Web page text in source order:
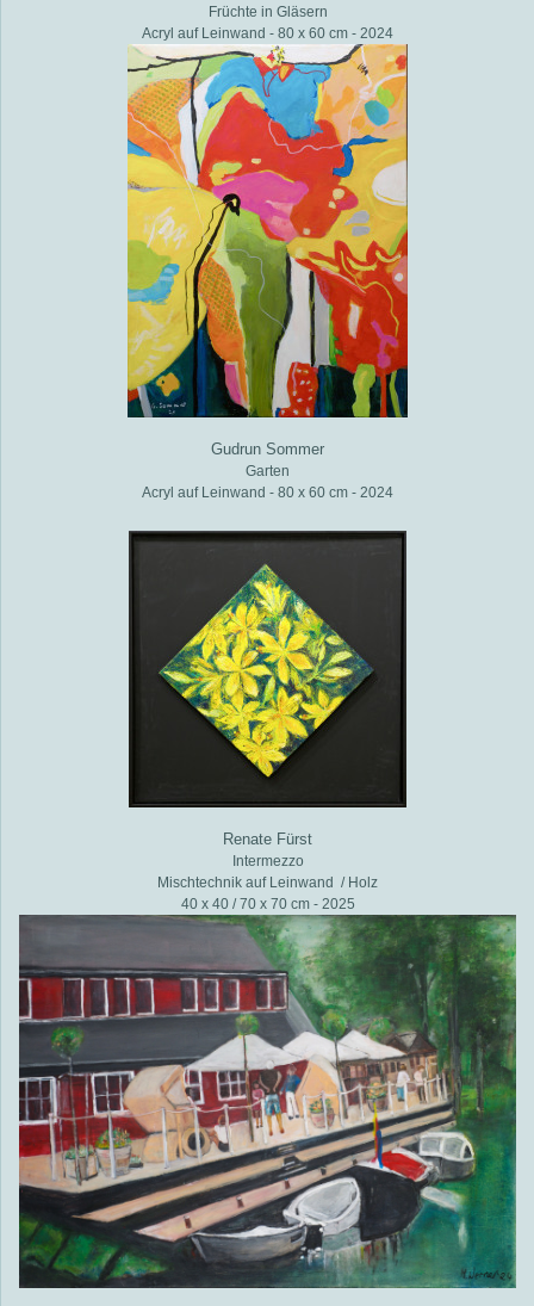
Früchte in Gläsern
Acryl auf Leinwand - 80 x 60 cm - 2024
Gudrun Sommer
Garten
Acryl auf Leinwand - 80 x 60 cm - 2024
Renate Fürst
Intermezzo
Mischtechnik auf Leinwand / Holz
40 x 40 / 70 x 70 cm - 2025